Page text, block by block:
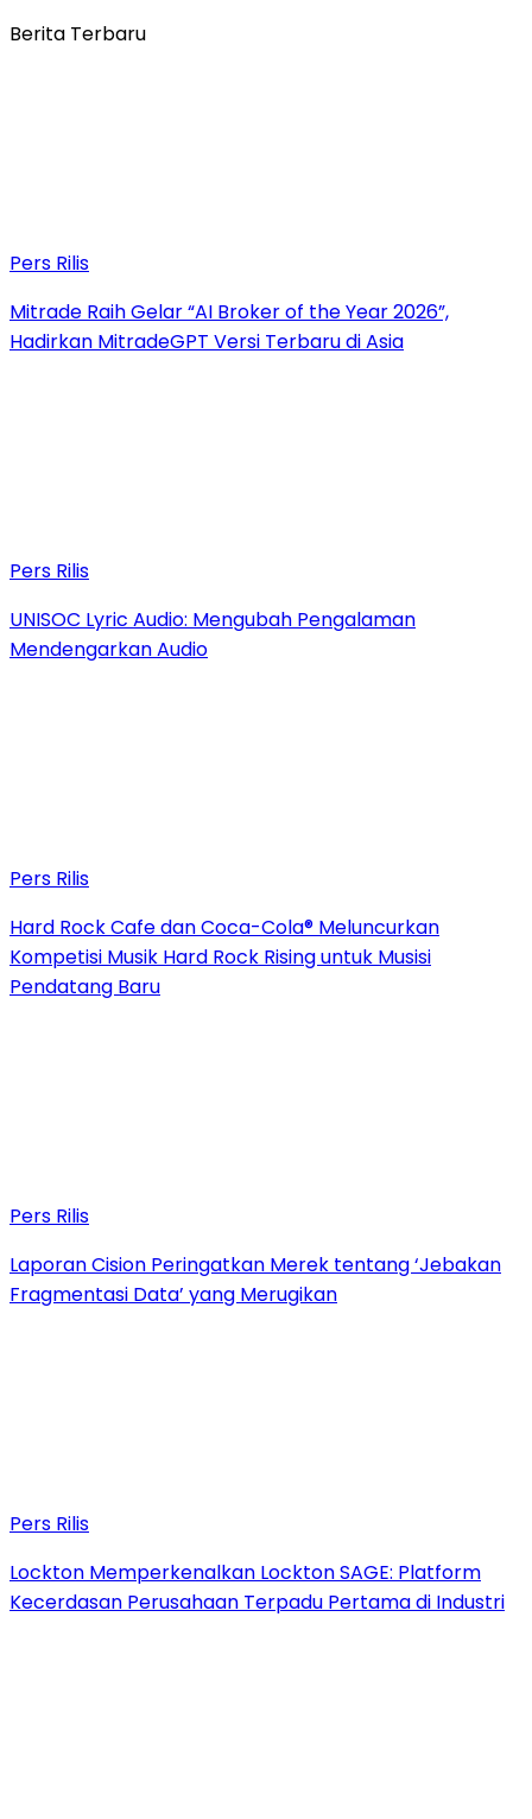
Berita Terbaru
Pers Rilis
Mitrade Raih Gelar “AI Broker of the Year 2026”,
Hadirkan MitradeGPT Versi Terbaru di Asia
Pers Rilis
UNISOC Lyric Audio: Mengubah Pengalaman
Mendengarkan Audio
Pers Rilis
Hard Rock Cafe dan Coca-Cola® Meluncurkan
Kompetisi Musik Hard Rock Rising untuk Musisi
Pendatang Baru
Pers Rilis
Laporan Cision Peringatkan Merek tentang ‘Jebakan
Fragmentasi Data’ yang Merugikan
Pers Rilis
Lockton Memperkenalkan Lockton SAGE: Platform
Kecerdasan Perusahaan Terpadu Pertama di Industri